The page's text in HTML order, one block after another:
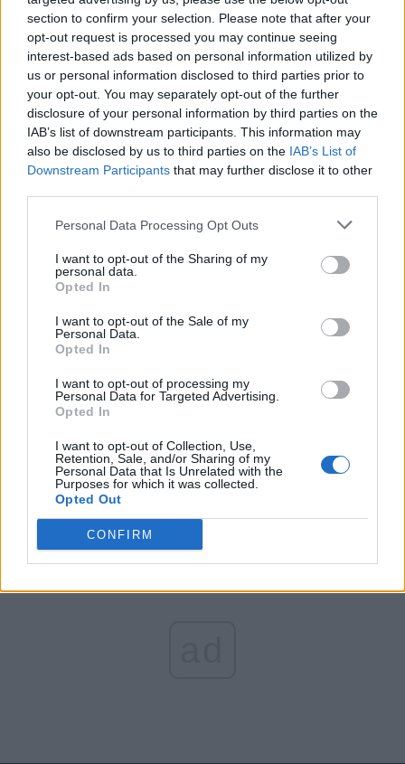
section to confirm your selection. Please note that after your
opt-out request is processed you may continue seeing
interest-based ads based on personal information utilized by
us or personal information disclosed to third parties prior to
your opt-out. You may separately opt-out of the further
disclosure of your personal information by third parties on the
IAB’s list of downstream participants. This information may
also be disclosed by us to third parties on the IAB’s List of
Downstream Participants that may further disclose it to other
Personal Data Processing Opt Outs
I want to opt-out of the Sharing of my
personal data.
Opted In
I want to opt-out of the Sale of my
Personal Data.
Opted In
I want to opt-out of processing my
Personal Data for Targeted Advertising.
Opted In
I want to opt-out of Collection, Use,
Retention, Sale, and/or Sharing of my
Personal Data that Is Unrelated with the
Purposes for which it was collected.
Opted Out
CONFIRM
SENS
SOS (Șoșoacă)
POT (Gavrilă)
PACE (Peia)
Acțiunea Conservatoare (Târziu)
PDF (Lazarus)
PUSL (D. Voiculescu)
PNCR (Terheș)
Partidul Patrioților (Surugiu)
FAR (Coarnă)
România pe Primul Loc (Ponta)
Altul
Arhiva sondajelor